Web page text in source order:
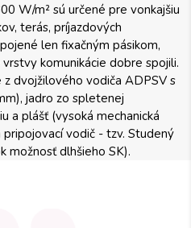
W/m² sú určené pre vonkajšiu
terás, príjazdových
len fixačným pásikom,
komunikácie dobre spojili.
dvojžilového vodiča ADPSV s
jadro zo spletenej
a plášť (vysoká mechanická
vodič - tzv. Studený
možnosť dlhšieho SK).